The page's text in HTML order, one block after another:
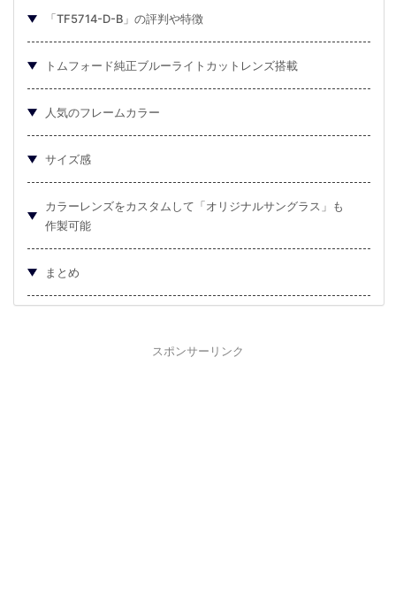
「TF5714-D-B」の評判や特徴
トムフォード純正ブルーライトカットレンズ搭載
人気のフレームカラー
サイズ感
カラーレンズをカスタムして「オリジナルサングラス」も
作製可能
まとめ
スポンサーリンク